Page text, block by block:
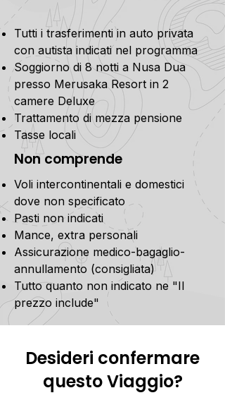
Tutti i trasferimenti in auto privata
con autista indicati nel programma
Soggiorno di 8 notti a Nusa Dua
presso Merusaka Resort in 2
camere Deluxe
Trattamento di mezza pensione
Tasse locali
Non comprende
Voli intercontinentali e domestici
dove non specificato
Pasti non indicati
Mance, extra personali
Assicurazione medico-bagaglio-
annullamento (consigliata)
Tutto quanto non indicato ne "Il
prezzo include"
Desideri confermare
questo Viaggio?